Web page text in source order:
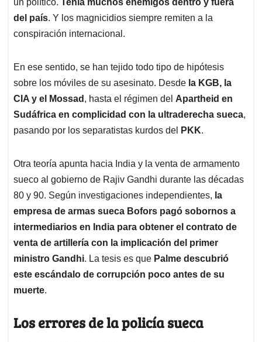
del país. Y los magnicidios siempre remiten a la
conspiración internacional.
En ese sentido, se han tejido todo tipo de hipótesis
sobre los móviles de su asesinato. Desde la KGB, la
CIA y el Mossad , hasta el régimen del Apartheid en
Sudáfrica en complicidad con la ultraderecha sueca,
pasando por los separatistas kurdos del
PKK.
Otra teoría apunta hacia India y la venta de armamento
sueco al gobierno de Rajiv Gandhi durante las décadas
80 y 90. Según investigaciones independientes, la
empresa de armas sueca Bofors pagó sobornos a
intermediarios en India para obtener el contrato de
venta de artillería con la implicación del primer
ministro Gandhi. La tesis es que Palme descubrió
este escándalo de corrupción poco antes de su
muerte.
Los errores de la policía sueca